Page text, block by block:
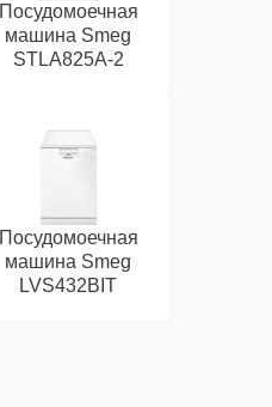
Посудомоечная
машина Smeg
STLA825A-2
Посудомоечная
машина Smeg
LVS432BIT